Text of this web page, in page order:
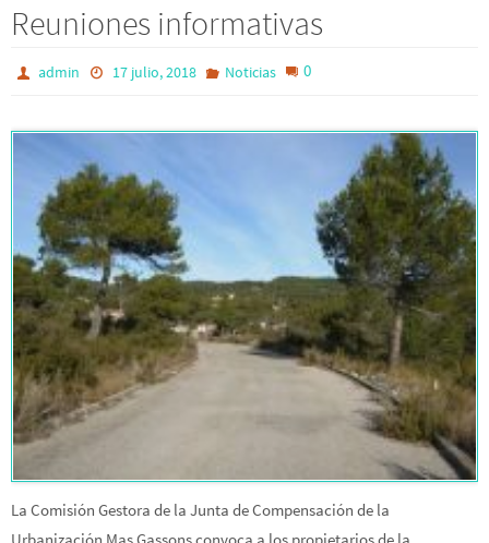
Reuniones informativas
admin 17 julio, 2018 Noticias 0
La Comisión Gestora de la Junta de Compensación de la